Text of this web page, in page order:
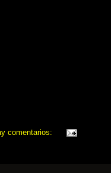
comentarios: